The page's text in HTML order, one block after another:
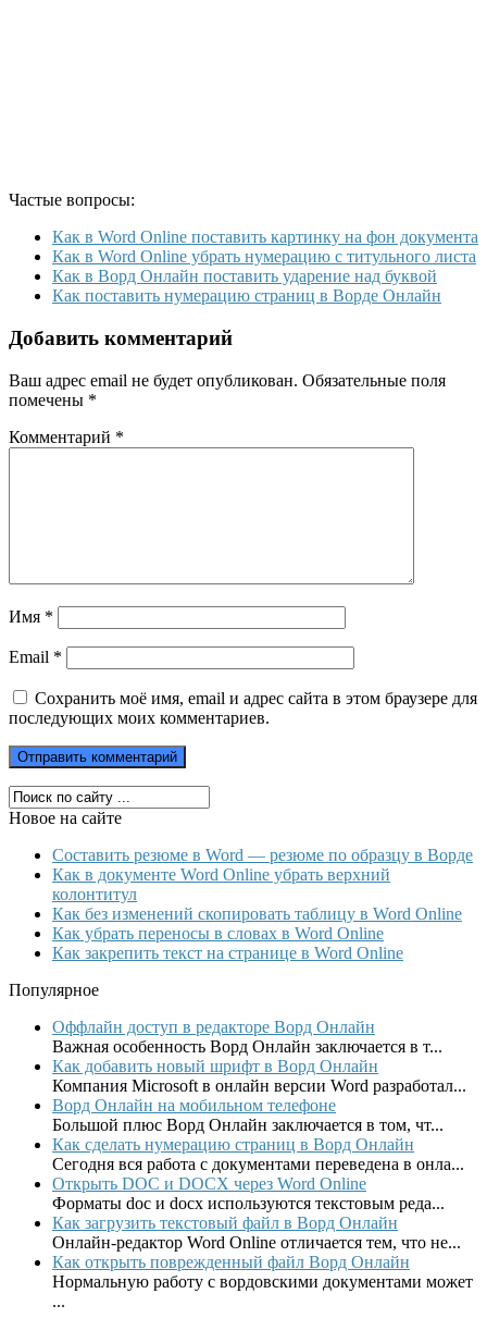
Частые вопросы:
Как в Word Online поставить картинку на фон документа
Как в Word Online убрать нумерацию с титульного листа
Как в Ворд Онлайн поставить ударение над буквой
Как поставить нумерацию страниц в Ворде Онлайн
Добавить комментарий
Ваш адрес email не будет опубликован. Обязательные поля
помечены *
Комментарий *
Имя *
Email *
Сохранить моё имя, email и адрес сайта в этом браузере для
последующих моих комментариев.
Новое на сайте
Составить резюме в Word — резюме по образцу в Ворде
Как в документе Word Online убрать верхний
колонтитул
Как без изменений скопировать таблицу в Word Online
Как убрать переносы в словах в Word Online
Как закрепить текст на странице в Word Online
Популярное
Оффлайн доступ в редакторе Ворд Онлайн
Важная особенность Ворд Онлайн заключается в т...
Как добавить новый шрифт в Ворд Онлайн
Компания Microsoft в онлайн версии Word разработал...
Ворд Онлайн на мобильном телефоне
Большой плюс Ворд Онлайн заключается в том, чт...
Как сделать нумерацию страниц в Ворд Онлайн
Сегодня вся работа с документами переведена в онла...
Открыть DOC и DOCX через Word Online
Форматы doc и docx используются текстовым реда...
Как загрузить текстовый файл в Ворд Онлайн
Онлайн-редактор Word Online отличается тем, что не...
Как открыть поврежденный файл Ворд Онлайн
Нормальную работу с вордовскими документами может
...